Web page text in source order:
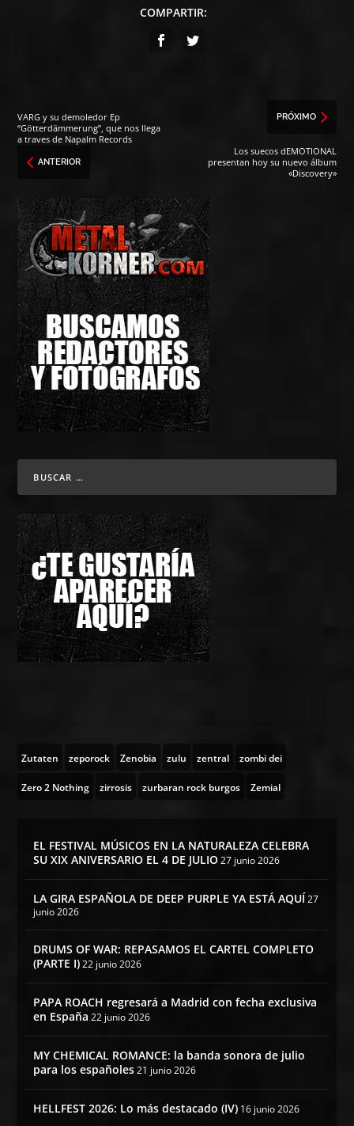
COMPARTIR:
VARG y su demoledor Ep
“Götterdämmerung”, que nos llega
a traves de Napalm Records
ANTERIOR
PRÓXIMO
Los suecos dEMOTIONAL
presentan hoy su nuevo álbum
«Discovery»
Zutaten zeporock Zenobia zulu zentral zombi dei
Zero 2 Nothing zirrosis zurbaran rock burgos Zemial
EL FESTIVAL MÚSICOS EN LA NATURALEZA CELEBRA
SU XIX ANIVERSARIO EL 4 DE JULIO 27 junio 2026
LA GIRA ESPAÑOLA DE DEEP PURPLE YA ESTÁ AQUÍ27
junio 2026
DRUMS OF WAR: REPASAMOS EL CARTEL COMPLETO
(PARTE I) 22 junio 2026
PAPA ROACH regresará a Madrid con fecha exclusiva
en España 22 junio 2026
MY CHEMICAL ROMANCE: la banda sonora de julio
para los españoles 21 junio 2026
HELLFEST 2026: Lo más destacado (IV) 16 junio 2026